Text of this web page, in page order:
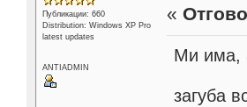
Публикации: 660
Distribution: Windows XP Pro
latest updates
ANTIADMIN
«
Ми има,
загуба